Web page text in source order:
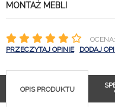
MONTAŻ MEBLI
OCENA:
PRZECZYTAJ OPINIE
DODAJ
OPIS PRODUKTU